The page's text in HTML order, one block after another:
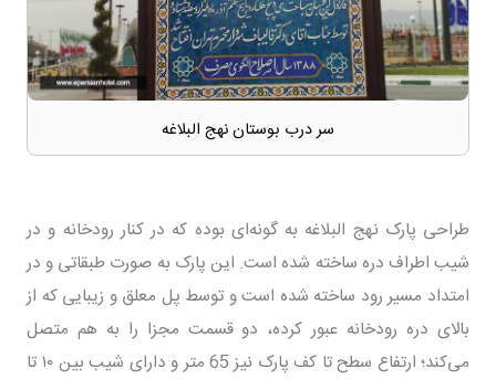
سر درب بوستان نهج البلاغه
طراحی پارک نهج البلاغه به گونه‌ای بوده که در کنار رودخانه و در
شیب اطراف دره ساخته شده است. این پارک به صورت طبقاتی و در
امتداد مسیر رود ساخته شده است و توسط پل معلق و زیبایی که از
بالای دره رودخانه عبور کرده، دو قسمت مجزا را به هم متصل
می‌کند؛ ارتفاع سطح تا کف پارک نیز 65 متر و دارای شیب بین ۱۰ تا